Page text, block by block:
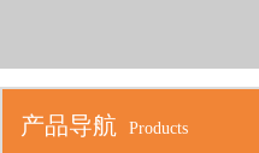
产品导航 Products